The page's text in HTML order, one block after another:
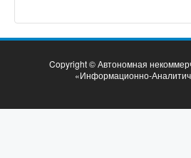
Copyright © Автономная
«Информационно-